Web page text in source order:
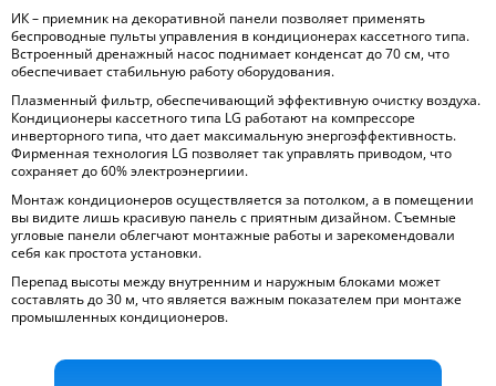
ИК – приемник на декоративной панели позволяет применять
беспроводные пульты управления в кондиционерах кассетного типа.
Встроенный дренажный насос поднимает конденсат до 70 см, что
обеспечивает стабильную работу оборудования.
Плазменный фильтр, обеспечивающий эффективную очистку воздуха.
Кондиционеры кассетного типа LG работают на компрессоре
инверторного типа, что дает максимальную энергоэффективность.
Фирменная технология LG позволяет так управлять приводом, что
сохраняет до 60% электроэнергиии.
Монтаж кондиционеров осуществляется за потолком, а в помещении
вы видите лишь красивую панель с приятным дизайном. Съемные
угловые панели облегчают монтажные работы и зарекомендовали
себя как простота установки.
Перепад высоты между внутренним и наружным блоками может
составлять до 30 м, что является важным показателем при монтаже
промышленных кондиционеров.